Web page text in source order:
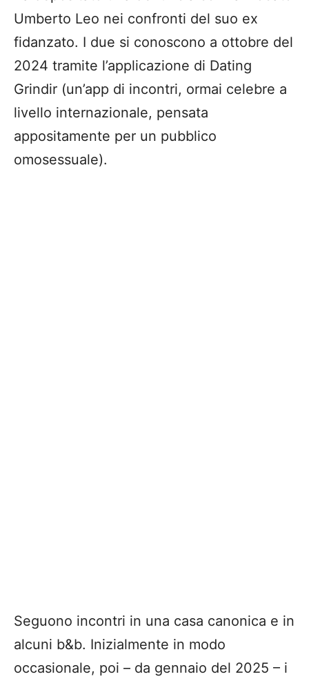
Umberto Leo nei confronti del suo ex
fidanzato. I due si conoscono a ottobre del
2024 tramite l’applicazione di Dating
Grindir (un’app di incontri, ormai celebre a
livello internazionale, pensata
appositamente per un pubblico
omosessuale).
Seguono incontri in una casa canonica e in
alcuni b&b. Inizialmente in modo
occasionale, poi – da gennaio del 2025 – i